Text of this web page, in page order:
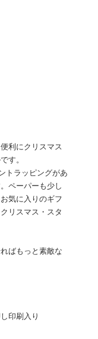
利にクリスマス
す。
トラッピングがあ
ペーパーも少し
気に入りのギフ
リスマス・スタ
ばもっと素敵な
印刷入り